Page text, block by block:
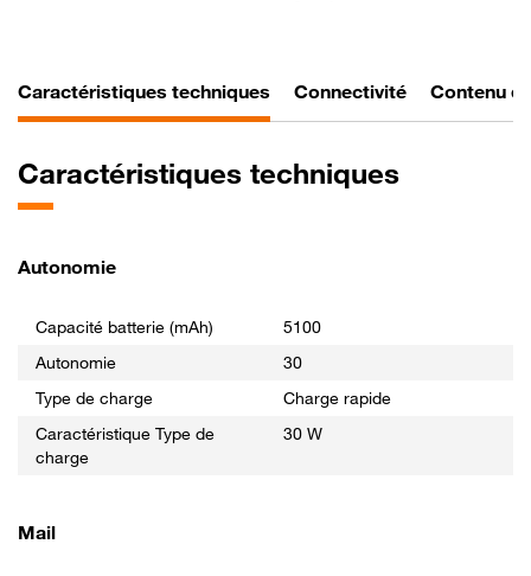
Caractéristiques techniques Connectivité Contenu
Caractéristiques techniques
Autonomie
Capacité batterie (mAh)
5100
Autonomie
30
Type de charge
Charge rapide
Caractéristique Type de
charge
30 W
Mail